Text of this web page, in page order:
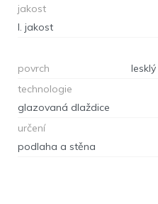
jakost
I. jakost
povrch
lesklý
technologie
glazovaná dlaždice
určení
podlaha a stěna